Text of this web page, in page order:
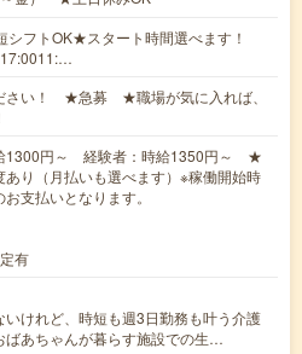
フトOK★スタート時間選べます！
さい！ ★急募 ★職場が気に入れば、
1300円～ 経験者：時給1350円～ ★
あり（月払いも選べます）※稼働開始時
支払いとなります。
有
いけれど、時短も週3日勤務も叶う介護
ばあちゃんが暮らす施設での生…